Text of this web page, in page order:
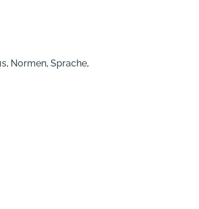
, Normen, Sprache,